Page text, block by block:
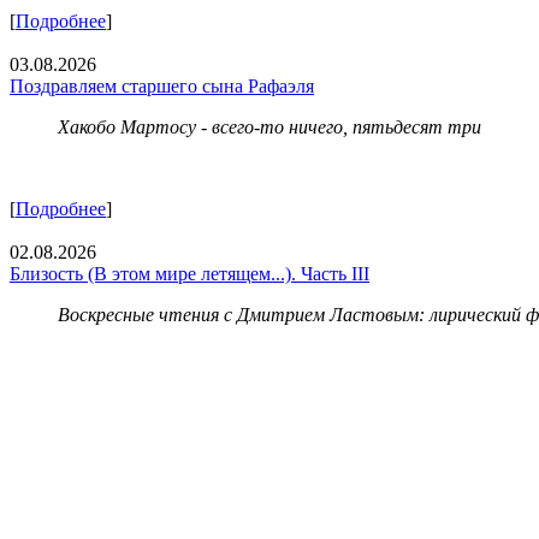
[Подробнее]
03.08.2026
Поздравляем старшего сына Рафаэля
Хакобо Мартосу - всего-то ничего, пятьдесят три
[Подробнее]
02.08.2026
Близость (В этом мире летящем...). Часть III
Воскресные чтения с Дмитрием Ластовым: лирический